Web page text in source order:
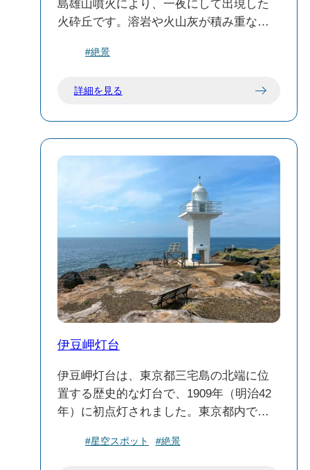
し、適切な服装でお出かけください。
施設の利用：展望台には休憩所やトイレ
などの施設はありませんので、必要なも
じられるスポットです。静かな時間を過
ごしながら、島の美しい景色を堪能して
島雄山噴火により、一夜にして出現した
火砕丘です。溶岩や火山灰が積み重なっ
しい断層が海岸に見られます。現在で
トとして、多くの観光客に親しまれてい
火砕丘の観察：海側が削られており、溶
岩の赤と黒のコントラストが美しい断層
を観察できます。
自然の再生力：噴火から数十年が経過
し、周辺には新たな植生が広がり、自然
の回復力を感じることができます。
ボルダリングスポット：周辺の岩場は、
ボルダリングを楽しむクライマーにも人
気のスポットとなっています。
⚠️ 注意点
ため、自己責任での訪問となります。足
元が不安定な場所もあるため、滑落や転
倒に注意してください。
天候の確認：強風や雨天時は、足元が滑
#絶景
詳細を見る
伊豆岬灯台
伊豆岬灯台は、東京都三宅島の北端に位
置する歴史的な灯台で、1909年（明治42
年）に初点灯されました。東京都内で最
安庁によって管理されています。
#星空スポット #絶景